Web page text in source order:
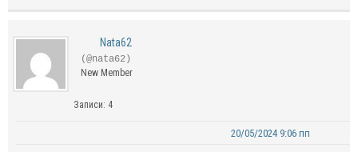
Nata62
(@nata62)
New Member
Записи: 4
20/05/2024 9:06 пп